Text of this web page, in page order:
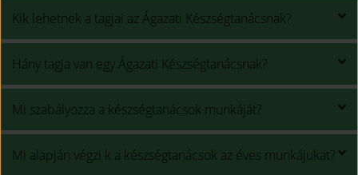
Kik lehetnek a tagjai az Ágazati Készségtanácsnak?
Hány tagja van egy Ágazati Készségtanácsnak?
Mi szabályozza a készségtanácsok munkáját?
Mi alapján végzi k a készségtanácsok az éves munkájukat?